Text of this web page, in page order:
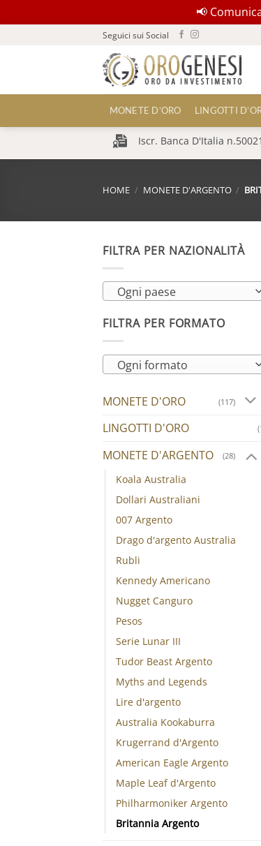
📢
Seguici sui Social
MONETE D’ORO LINGOTTI
Iscr. Banca D'Italia
HOME / MONETE D'ARGENTO /
FILTRA PER NAZIONALITÀ
Ogni paese
FILTRA PER FORMATO
Ogni formato
MONETE D'ORO (117)
LINGOTTI D'ORO
MONETE D'ARGENTO (28)
Koala Australia
Dollari Australiani
007 Argento
Drago d'argento Australia
Rubli
Kennedy Americano
Nugget Canguro
Pesos
Serie Lunar III
Tudor Beast Argento
Myths and Legends
Lire d'argento
Australia Kookaburra
Krugerrand d'Argento
American Eagle Argento
Maple Leaf d'Argento
Philharmoniker Argento
Britannia Argento